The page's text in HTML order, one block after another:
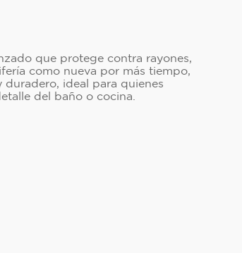
que protege contra rayones,
como nueva por más tiempo,
ideal para quienes
del baño o cocina.